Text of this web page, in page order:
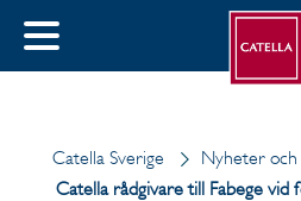
STÄNG
Svenska
Catella Sverige
Nyheter och
Catella rådgivare till Fabege vid